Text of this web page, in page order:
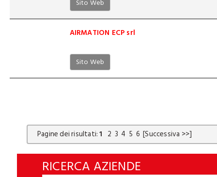
Sito Web
AIRMATION ECP srl
Sito Web
Pagine dei risultati:1 2 3 4 5 6 [Successiva >>]
RICERCA AZIENDE